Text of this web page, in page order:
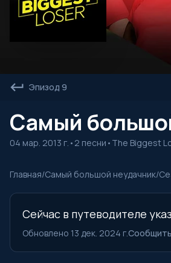
Эпизод 9
Самый
04 мар. 2013 г. • 2 песни • The Biggest
Главная/Самый большой неудачник/
Сейчас в путеводителе
Обновлено 13 дек. 2024 г.